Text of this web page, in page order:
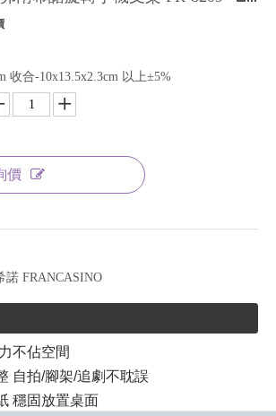
收合-10x13.5x2.3cm 以上±5%
價
諾 FRANCASINO
不佔空間
自拍/腳架/追劇不耽誤
穩固放置桌面